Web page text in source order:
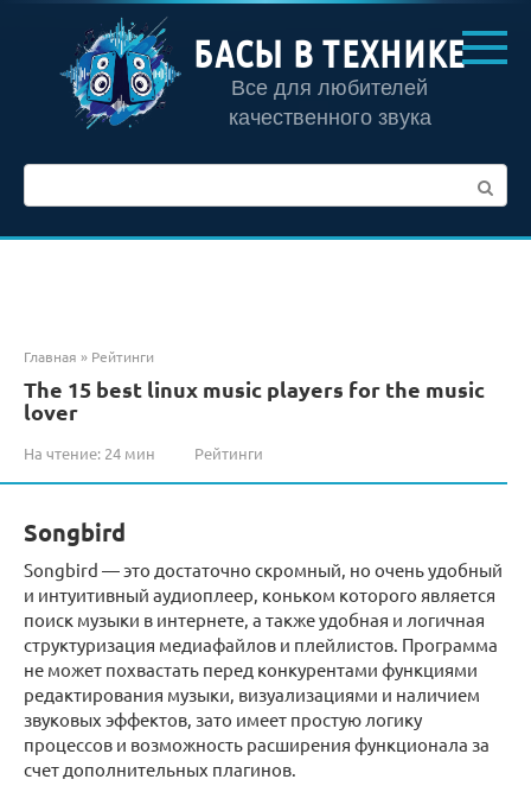
контенту
БАСЫ В ТЕХНИКЕ
Все для любителей
качественного звука
Главная » Рейтинги
The 15 best linux music players for the music
lover
На чтение: 24 мин Рейтинги
Songbird
Songbird — это достаточно скромный, но очень удобный
и интуитивный аудиоплеер, коньком которого является
поиск музыки в интернете, а также удобная и логичная
структуризация медиафайлов и плейлистов. Программа
не может похвастать перед конкурентами функциями
редактирования музыки, визуализациями и наличием
звуковых эффектов, зато имеет простую логику
процессов и возможность расширения функционала за
счет дополнительных плагинов.